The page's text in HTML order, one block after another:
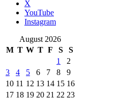
X
YouTube
Instagram
August 2026
M T W T F S
S
1
2
3
4 5 6 7 8
9
10 11 12 13 14 15 16
17 18 19 20 21 22 23